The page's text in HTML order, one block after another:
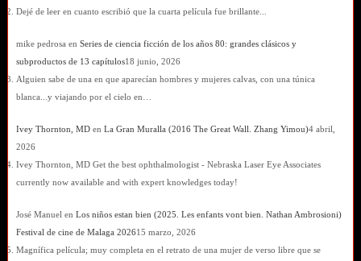
Dejé de leer en cuanto escribió que la cuarta película fue brillante...
mike pedrosa en Series de ciencia ficción de los años 80: grandes clásicos y
subproductos de 13 capítulos18 junio, 2026
Alguien sabe de una en que aparecían hombres y mujeres calvas, con una túnica
blanca...y viajando por el cielo en…
Ivey Thornton, MDen La Gran Muralla (2016 The Great Wall. Zhang Yimou)4 abril,
2026
Ivey Thornton, MD Get the best ophthalmologist - Nebraska Laser Eye Associates
currently now available and with expert knowledges today!
José Manuel en Los niños estan bien (2025. Les enfants vont bien. Nathan Ambrosioni)
Festival de cine de Malaga 202615 marzo, 2026
Magnífica película; muy completa en el retrato de una mujer de verso libre que se